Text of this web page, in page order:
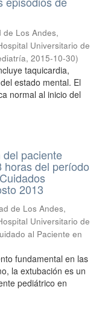
de Los Andes,
Universitario de
, 2015-10-30)
taquicardia,
estado mental. El
normal al inicio del
paciente
horas del período
2013
de Los Andes,
Universitario de
al Paciente en
fundamental en las
la extubación es un
pediátrico en